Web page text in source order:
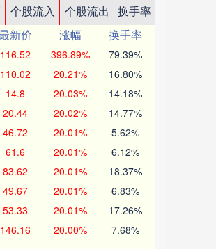
个股流入 个股流出
换手率
新价 涨幅
换手率
116.52 396.89% 79.39%
110.02 20.21% 16.80%
14.8 20.03% 14.18%
20.44 20.02% 14.77%
46.72 20.01% 5.62%
61.6 20.01% 6.12%
83.62 20.01% 18.37%
49.67 20.01% 6.83%
53.33 20.01% 17.26%
146.16 20.00% 7.68%